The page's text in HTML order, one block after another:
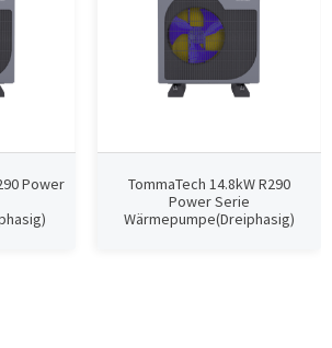
Power
TommaTech 14.8kW R290
Power Serie
Wärmepumpe(Dreiphasig)